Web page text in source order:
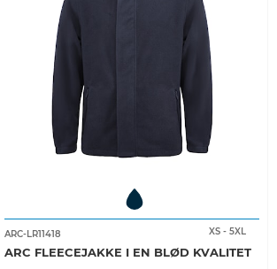
ARC-LR11418
ARC FLEECEJAKKE I EN BLØD KVALITET
XS - 5XL